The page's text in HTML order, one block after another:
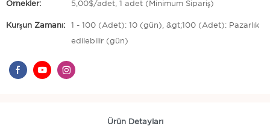
Örnekler: 5,00$/adet, 1 adet (Minimum Sipariş)
Kurşun Zamanı: 1 - 100 (Adet): 10 (gün), &gt;100 (Adet): Pazarlık
edilebilir (gün)
Ürün Detayları